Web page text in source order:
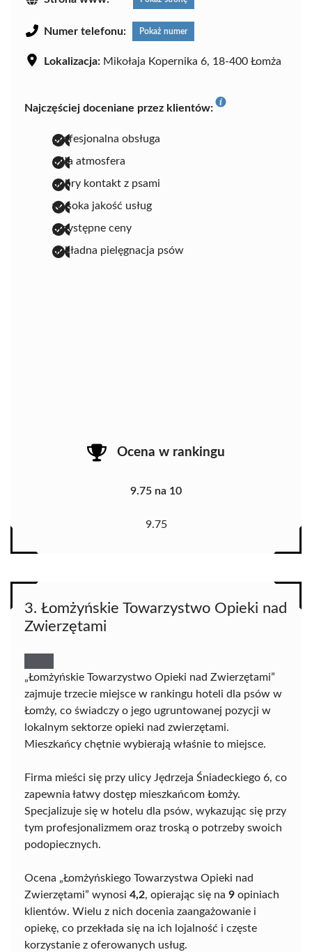
Numer telefonu: Pokaż numer
Lokalizacja: Mikołaja Kopernika 6, 18-400 Łomża
Najczęściej doceniane przez klientów:
profesjonalna obsługa
miła atmosfera
dobry kontakt z psami
wysoka jakość usług
przystępne ceny
dokładna pielęgnacja psów
Ocena w rankingu
9.75 na 10
9.75
3. Łomżyńskie Towarzystwo Opieki nad
Zwierzętami
„Łomżyńskie Towarzystwo Opieki nad Zwierzętami”
zajmuje trzecie miejsce w rankingu hoteli dla psów w
Łomży, co świadczy o jego ugruntowanej pozycji w
lokalnym sektorze opieki nad zwierzętami.
Mieszkańcy chętnie wybierają właśnie to miejsce.
Firma mieści się przy ulicy Jędrzeja Śniadeckiego 6, co
zapewnia łatwy dostęp mieszkańcom Łomży.
Specjalizuje się w hotelu dla psów, wykazując się przy
tym profesjonalizmem oraz troską o potrzeby swoich
podopiecznych.
Ocena „Łomżyńskiego Towarzystwa Opieki nad
Zwierzętami” wynosi 4,2, opierając się na 9 opiniach
klientów. Wielu z nich docenia zaangażowanie i
opiekę, co przekłada się na ich lojalność i częste
korzystanie z oferowanych usług.